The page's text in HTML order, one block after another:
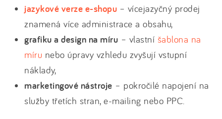
jazykové verze e-shopu – vícejazyčný prodej
znamená více administrace a obsahu,
grafiku a design na míru – vlastní šablona na
míru nebo úpravy vzhledu zvyšují vstupní
náklady,
marketingové nástroje – pokročilé napojení na
služby třetích stran, e-mailing nebo PPC.